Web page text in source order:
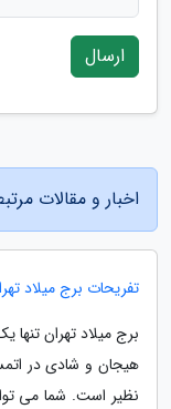
ارسال
اخبار و مقالات
تفریحات برج میلاد
برج میلاد تهران
هیجان و شادی در
نظیر است. شما می